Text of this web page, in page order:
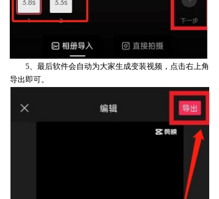
5、最后软件会自动为大家生成变装视频，点击右上角
导出即可。